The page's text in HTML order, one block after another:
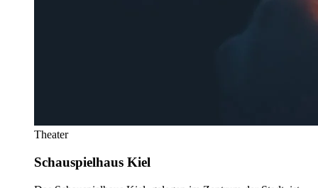
Theater
Schauspielhaus Kiel